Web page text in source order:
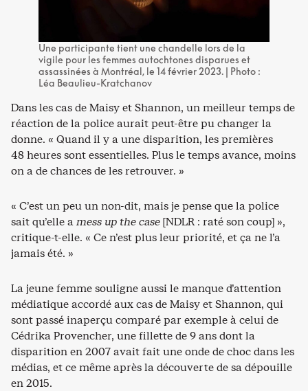
Une participante tient une chandelle lors de la
vigile pour les femmes autochtones disparues et
assassinées à Montréal, le 14 février 2023. | Photo :
Léa Beaulieu-Kratchanov
Dans les cas de Maisy et Shannon, un meilleur temps de
réaction de la police aurait peut-être pu changer la
donne. « Quand il y a une disparition, les premières
48 heures sont essentielles. Plus le temps avance, moins
on a de chances de les retrouver. »
« C’est un peu un non-dit, mais je pense que la police
sait qu’elle amess up the case[NDLR : raté son coup] »,
critique-t-elle. « Ce n’est plus leur priorité, et ça ne l’a
jamais été. »
La jeune femme souligne aussi le manque d’attention
médiatique accordé aux cas de Maisy et Shannon, qui
sont passé inaperçu comparé par exemple à celui de
Cédrika Provencher, une fillette de 9 ans dont la
disparition en 2007 avait fait une onde de choc dans les
médias, et ce même après la découverte de sa dépouille
en 2015.